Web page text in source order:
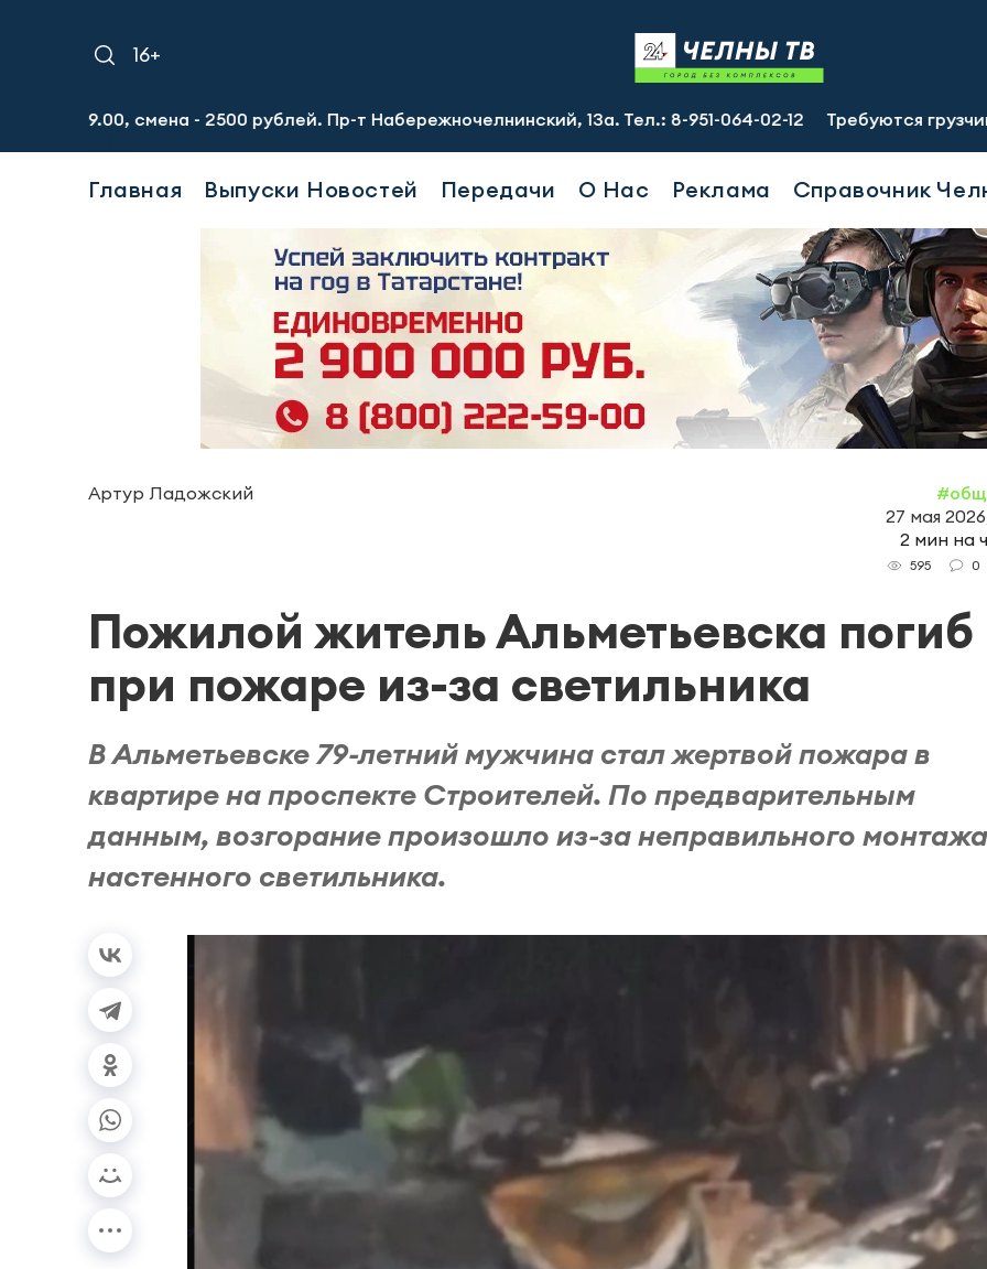
16+
- 2500 рублей. Пр-т Набережночелнинский, 13а. Тел.: 8-951-064-02-12 Требуются грузчики-сборщики
Главная Выпуски Новостей Передачи О Нас Реклама Справочник
Артур Ладожский
27 мая
2 мин на
595 0
Пожилой житель Альметьевска погиб
при пожаре из-за светильника
В Альметьевске 79-летний мужчина стал жертвой пожара в
квартире на проспекте Строителей. По предварительным
данным, возгорание произошло из-за неправильного монтажа
настенного светильника.